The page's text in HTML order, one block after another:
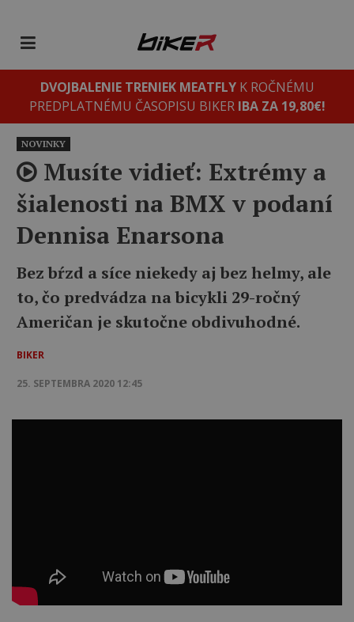
DVOJBALENIE TRENIEK MEATFLYK ROČNÉMU
PREDPLATNÉMU ČASOPISU BIKER IBA ZA 19,80€!
NOVINKY
Musíte vidieť: Extrémy a
šialenosti na BMX v podaní
Dennisa Enarsona
Bez bŕzd a síce niekedy aj bez helmy, ale
to, čo predvádza na bicykli 29-ročný
Američan je skutočne obdivuhodné.
BIKER
25. SEPTEMBRA 2020 12:45